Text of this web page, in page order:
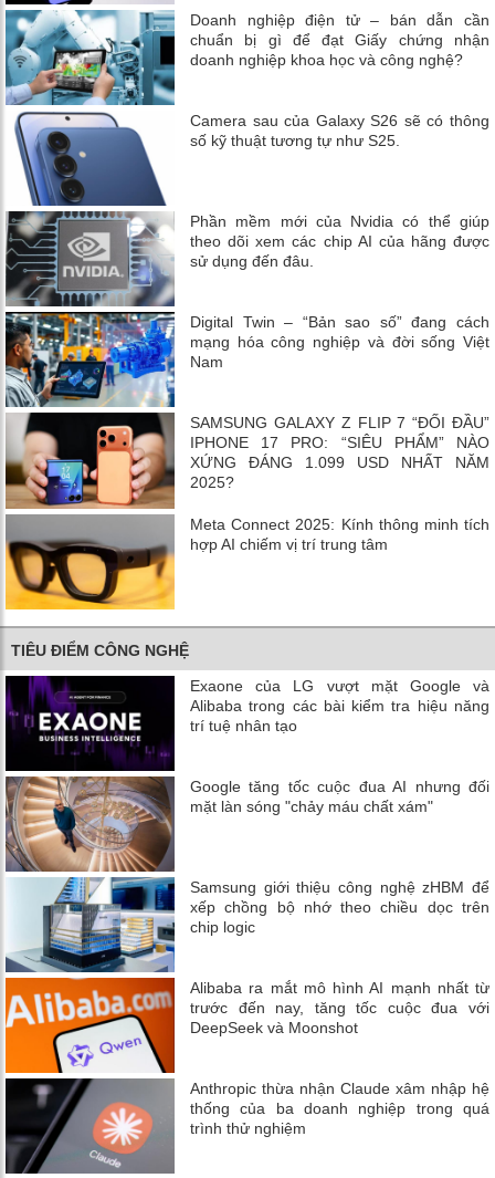
Doanh nghiệp điện tử – bán dẫn cần
chuẩn bị gì để đạt Giấy chứng nhận
doanh nghiệp khoa học và công nghệ?
Camera sau của Galaxy S26 sẽ có thông
số kỹ thuật tương tự như S25.
Phần mềm mới của Nvidia có thể giúp
theo dõi xem các chip AI của hãng được
sử dụng đến đâu.
Digital Twin – “Bản sao số” đang cách
mạng hóa công nghiệp và đời sống Việt
Nam
SAMSUNG GALAXY Z FLIP 7 “ĐỐI ĐẦU”
IPHONE 17 PRO: “SIÊU PHẨM” NÀO
XỨNG ĐÁNG 1.099 USD NHẤT NĂM
2025?
Meta Connect 2025: Kính thông minh tích
hợp AI chiếm vị trí trung tâm
TIÊU ĐIỂM CÔNG NGHỆ
Exaone của LG vượt mặt Google và
Alibaba trong các bài kiểm tra hiệu năng
trí tuệ nhân tạo
Google tăng tốc cuộc đua AI nhưng đối
mặt làn sóng "chảy máu chất xám"
Samsung giới thiệu công nghệ zHBM để
xếp chồng bộ nhớ theo chiều dọc trên
chip logic
Alibaba ra mắt mô hình AI mạnh nhất từ
trước đến nay, tăng tốc cuộc đua với
DeepSeek và Moonshot
Anthropic thừa nhận Claude xâm nhập hệ
thống của ba doanh nghiệp trong quá
trình thử nghiệm